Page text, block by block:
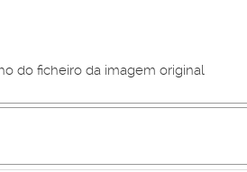
do ficheiro da imagem original